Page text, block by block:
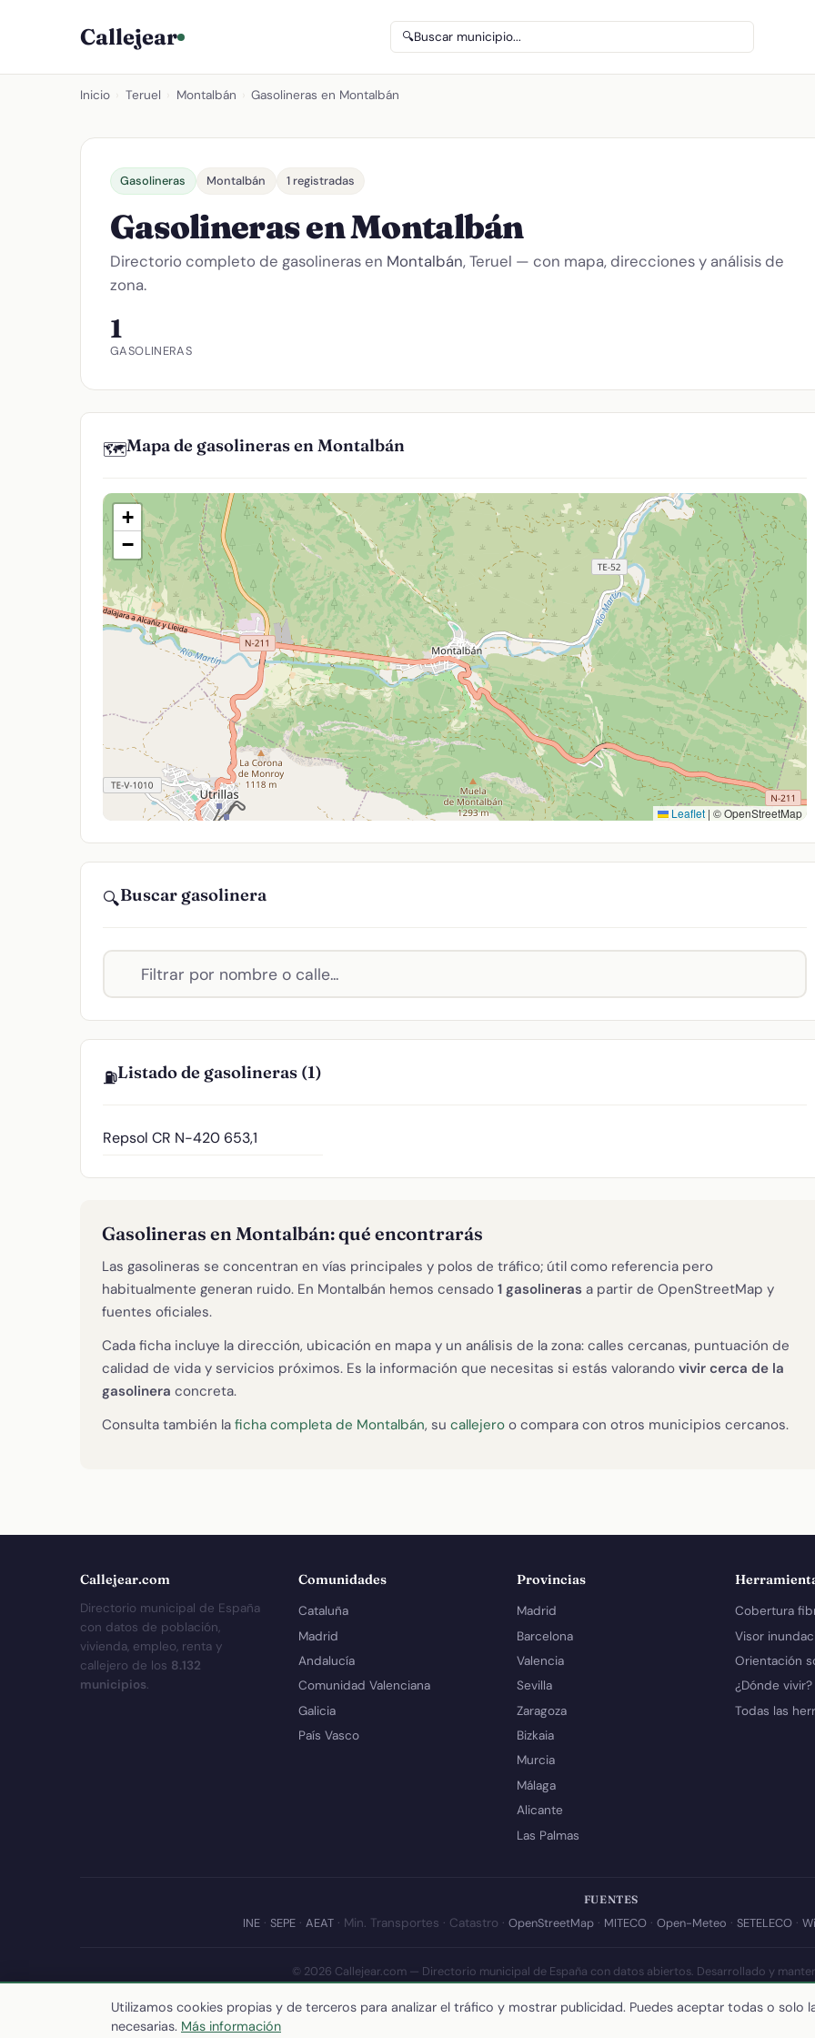
Callejear 🔍Buscar municipio...
Inicio Teruel Montalbán Gasolineras en Montalbán
Gasolineras Montalbán 1 registradas
Gasolineras en Montalbán
Directorio completo de gasolineras en Montalbán, Teruel — con mapa, direcciones y análisis de
zona.
1
GASOLINERAS
🗺️Mapa de gasolineras en Montalbán
+
−
Leaflet | © OpenStreetMap
🔍Buscar gasolinera
⛽Listado de gasolineras (1)
Repsol CR N-420 653,1
Gasolineras en Montalbán: qué encontrarás
Las gasolineras se concentran en vías principales y polos de tráfico; útil como referencia pero
habitualmente generan ruido. En Montalbán hemos censado 1 gasolineras a partir de OpenStreetMap y
fuentes oficiales.
Cada ficha incluye la dirección, ubicación en mapa y un análisis de la zona: calles cercanas, puntuación de
calidad de vida y servicios próximos. Es la información que necesitas si estás valorando vivir cerca de la
gasolinera concreta.
Consulta también la ficha completa de Montalbán, su callejero o compara con otros municipios cercanos.
Callejear.com
Directorio municipal de España
con datos de población,
vivienda, empleo, renta y
callejero de los 8.132
municipios.
Comunidades
Cataluña
Madrid
Andalucía
Comunidad Valenciana
Galicia
País Vasco
Provincias
Madrid
Barcelona
Valencia
Sevilla
Zaragoza
Bizkaia
Murcia
Málaga
Alicante
Las Palmas
Cobertura
Visor
Orientación
¿Dónde vivir?
Todas las
FUENTES
INE · SEPE · AEAT · Min. Transportes · Catastro · OpenStreetMap · MITECO · Open-Meteo · SETELECO ·
© 2026 Callejear.com — Directorio municipal de España con datos abiertos. Desarrollado y
Última actualización de esta página:10 de julio de 2026·Cómo calculamos los
Utilizamos cookies propias y de terceros para analizar el tráfico y mostrar publicidad. Puedes aceptar todas o solo
necesarias. Más información